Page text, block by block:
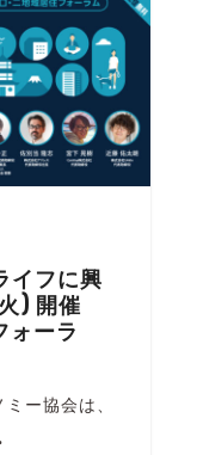
イフに興
) 開催
ォーラ
ー協会は、